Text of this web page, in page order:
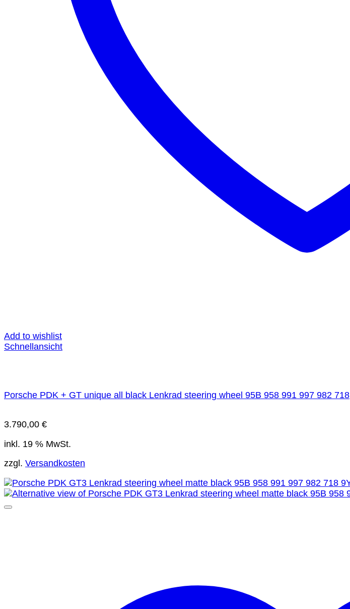
Add to wishlist
Schnellansicht
Porsche PDK + GT unique all black Lenkrad steering wheel 95B 958 991 997 982 718
3.790,00 €
inkl. 19 % MwSt.
zzgl. Versandkosten